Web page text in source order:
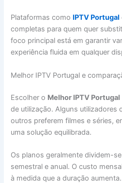
Plataformas como IPTV Portugal
completas para quem quer
foco principal está em garantir
experiência fluida em qualquer
Melhor IPTV Portugal e
Escolher o Melhor IPTV Portugal
de utilização. Alguns utilizadores
outros preferem filmes e séries,
uma solução equilibrada.
Os planos geralmente dividem-
semestral e anual. O custo
à medida que a duração